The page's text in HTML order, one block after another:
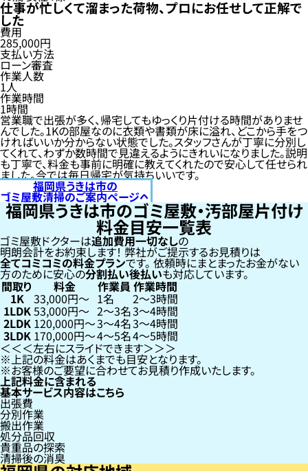
仕事が忙しくて溜まった荷物、プロにお任せして正解で
した
費用
285,000円
支払い方法
ローン審査
作業人数
1人
作業時間
1時間
営業職で出張が多く、帰宅してもゆっくり片付ける時間がありませ
んでした。1Kの部屋なのに衣類や書類が床に溢れ、どこから手をつ
ければいいか分からない状態でした。スタッフさんが丁寧に分別し
てくれて、わずか数時間で見違えるようにきれいになりました。説明
も丁寧で、料金も事前に明確に教えてくれたので安心して任せられ
ました。今では毎日帰宅が気持ちいいです。
福岡県うきは市の
ゴミ屋敷清掃のご案内ページへ
福岡県うきは市のゴミ屋敷・汚部屋片付け
料金目安一覧表
ゴミ屋敷ドクターは追加費用一切なしの
明朗会計をお約束します！弊社がご提示するお見積りは
全てコミコミの料金プランです。依頼時にまとまったお金がない
方のために安心の分割払い後払いも対応しています。
間取り 料金 作業員 作業時間
1K 33,000円〜 1名 2〜3時間
1LDK53,000円〜 2〜3名3〜4時間
2LDK 120,000円〜3〜4名3〜4時間
3LDK 170,000円〜4〜5名4〜5時間
左右にスライドできます
上記の料金はあくまでも目安となります。
お客様のご要望に合わせてお見積り作成いたします。
上記料金に含まれる
基本サービス内容はこちら
出張費
分別作業
搬出作業
処分品回収
貴重品の探索
清掃後の消臭